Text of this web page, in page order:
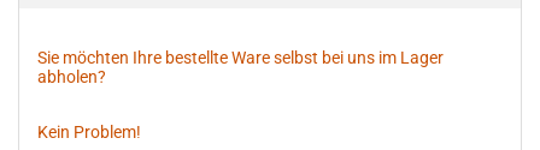
Sie möchten Ihre bestellte Ware selbst bei uns im Lager
abholen?
Kein Problem!